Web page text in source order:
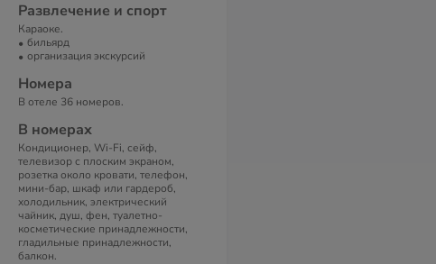
Развлечение и спорт
Караоке.
бильярд
организация экскурсий
Номера
В отеле 36 номеров.
В номерах
Кондиционер, Wi-Fi, сейф,
телевизор с плоским экраном,
розетка около кровати, телефон,
мини-бар, шкаф или гардероб,
холодильник, электрический
чайник, душ, фен, туалетно-
косметические принадлежности,
гладильные принадлежности,
балкон.